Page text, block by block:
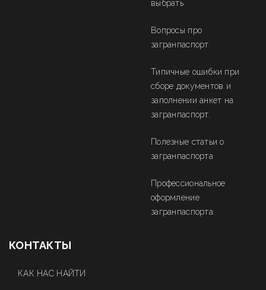
выбрать
Вопросы про
загранпаспорт
Типичные ошибки при
сборе документов и
заполнении анкет на
загранпаспорт.
Полезные статьи о
загранпаспорта
Профессиональное
оформление
загранпаспорта.
КОНТАКТЫ
КАК НАС НАЙТИ